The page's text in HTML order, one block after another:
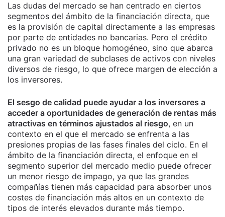
Las dudas del mercado se han centrado en ciertos
segmentos del ámbito de la financiación directa, que
es la provisión de capital directamente a las empresas
por parte de entidades no bancarias. Pero el crédito
privado no es un bloque homogéneo, sino que abarca
una gran variedad de subclases de activos con niveles
diversos de riesgo, lo que ofrece margen de elección a
los inversores.
El sesgo de calidad puede ayudar a los inversores a
acceder a oportunidades de generación de rentas más
atractivas en términos ajustados al riesgo, en un
contexto en el que el mercado se enfrenta a las
presiones propias de las fases finales del ciclo. En el
ámbito de la financiación directa, el enfoque en el
segmento superior del mercado medio puede ofrecer
un menor riesgo de impago, ya que las grandes
compañías tienen más capacidad para absorber unos
costes de financiación más altos en un contexto de
tipos de interés elevados durante más tiempo.